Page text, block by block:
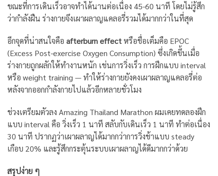
ขณะที่การเดินเร็วอาจทำได้นานต่อเนื่อง 45-60 นาที โดยไม่รู้สึก
ว่ากำลังฝืน ร่างกายจึงเผาผลาญแคลอรี่รวมได้มากกว่าในที่สุด
อีกจุดที่น่าสนใจคือ afterburn effectหรือชื่อเต็มคือ EPOC
(Excess Post-exercise Oxygen Consumption) ซึ่งเกิดขึ้นเมื่อ
ร่างกายถูกผลักให้ทำงานหนัก เช่นการวิ่งเร็ว การฝึกแบบ interval
หรือ weight training — ทำให้ร่างกายยังคงเผาผลาญแคลอรี่ต่อ
หลังจากออกกำลังกายไปแล้วอีกหลายชั่วโมง
ช่วงเตรียมตัวลง Amazing Thailand Marathon ผมเคยทดลองฝึก
แบบ interval คือ วิ่งเร็ว 1 นาที สลับกับเดินเร็ว 1 นาที ทำต่อเนื่อง
30 นาที ปรากฏว่าเผาผลาญได้มากกว่าการวิ่งช้าแบบ steady
เกือบ 20% และรู้สึกกระตุ้นระบบเผาผลาญได้ดีมากกว่าด้วย
สรุปง่าย ๆ